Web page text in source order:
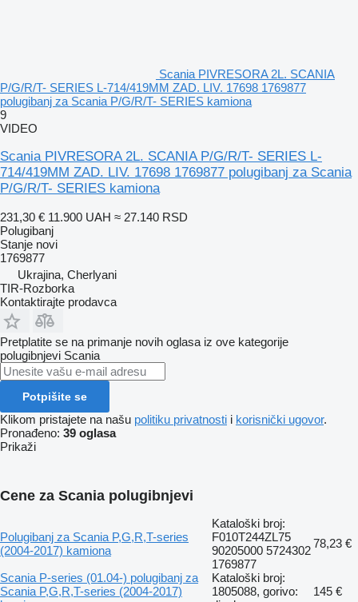
Scania PIVRESORA 2L. SCANIA
P/G/R/T- SERIES L-714/419MM ZAD. LIV. 17698 1769877
polugibanj za Scania P/G/R/T- SERIES kamiona
9
VIDEO
Scania PIVRESORA 2L. SCANIA P/G/R/T- SERIES L-
714/419MM ZAD. LIV. 17698 1769877 polugibanj za Scania
P/G/R/T- SERIES kamiona
231,30 € 11.900 UAH ≈ 27.140 RSD
Polugibanj
Stanje novi
1769877
Ukrajina, Cherlyani
TIR-Rozborka
Kontaktirajte prodavca
Pretplatite se na primanje novih oglasa iz ove kategorije
polugibnjevi Scania
Potpišite se
Klikom pristajete na našu politiku privatnosti i korisnički ugovor.
Pronađeno: 39 oglasa
Prikaži
Cene za Scania polugibnjevi
Polugibanj za Scania P,G,R,T-series
(2004-2017) kamiona
Kataloški broj:
F010T244ZL75
90205000 5724302
1769877
78,23 €
Scania P-series (01.04-) polugibanj za
Scania P,G,R,T-series (2004-2017)
Kataloški broj:
1805088, gorivo:
145 €